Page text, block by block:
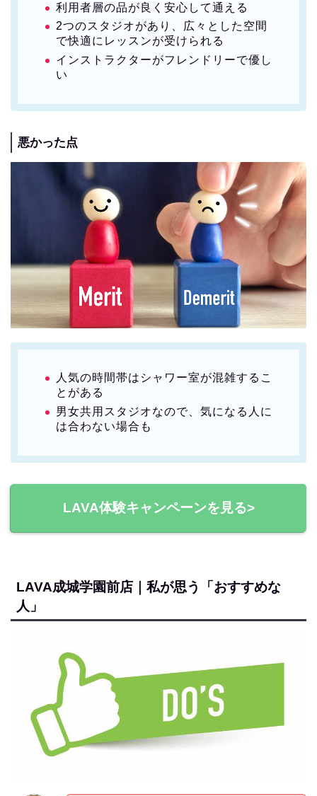
利用者層の品が良く安心して通える
2つのスタジオがあり、広々とした空間
で快適にレッスンが受けられる
インストラクターがフレンドリーで優し
い
悪かった点
人気の時間帯はシャワー室が混雑するこ
とがある
男女共用スタジオなので、気になる人に
は合わない場合も
LAVA体験キャンペーンを見る>
LAVA成城学園前店｜私が思う「おすすめな
人」